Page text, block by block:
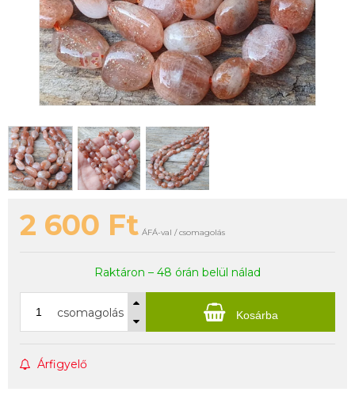
2 600 Ft ÁFÁ-val / csomagolás
Raktáron – 48 órán belül nálad
csomagolás Kosárba
Árfigyelő